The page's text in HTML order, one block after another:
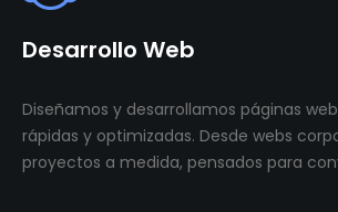
Desarrollo Web
Diseñamos y desarrollamos páginas
rápidas y optimizadas. Desde webs
proyectos a medida, pensados para